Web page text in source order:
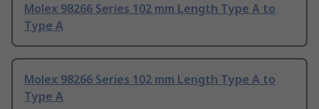
Molex 98266 Series 102 mm Length Type A to
Type A
Molex 98266 Series 102 mm Length Type A to
Type A